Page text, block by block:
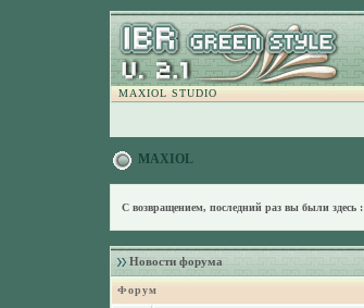
MAXIOL STUDIO
MAXIOL
С возвращением, последний раз вы были здесь :
Новости форума
Форум